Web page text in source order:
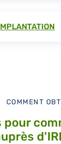
COMMENT
pour